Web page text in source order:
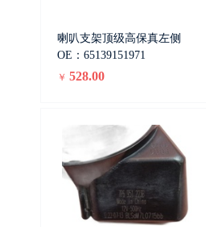
喇叭支架顶级高保真左侧
OE：65139151971
￥ 528.00